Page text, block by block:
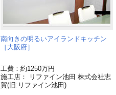
南向きの明るいアイランドキッチン
［大阪府］
工費：約1250万円
施工店： リファイン池田 株式会社志
賀(旧:リファイン池田)